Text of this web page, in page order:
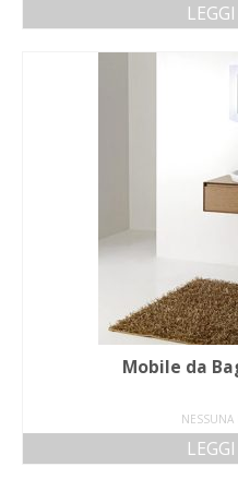
Mobile da
NESSUNA